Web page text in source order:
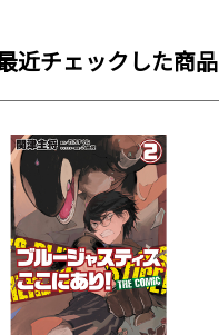
近チェックした商品